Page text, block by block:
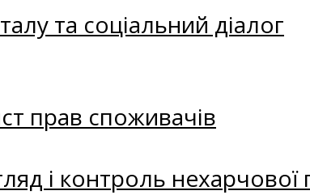
та соціальний діалог
прав споживачів
і контроль нехарчової